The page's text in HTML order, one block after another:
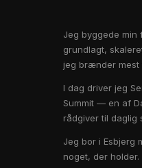
Jeg byggede min
grundlagt,
jeg brænder mest
I dag driver jeg
Summit — en af
rådgiver til daglig
Jeg bor i Esbjerg
noget, der holder.